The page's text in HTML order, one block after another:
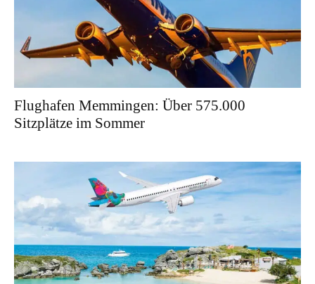
Flughafen Memmingen: Über 575.000
Sitzplätze im Sommer